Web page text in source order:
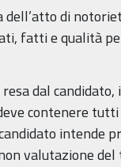
di
fatti e qualità
resa dal
contenere
intende
valutazione